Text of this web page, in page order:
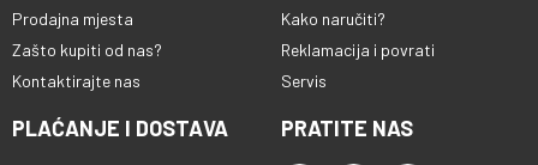
Prodajna mjesta
Zašto kupiti od nas?
Kontaktirajte nas
Kako naručiti?
Reklamacija i povrati
Servis
PLAĆANJE I DOSTAVA PRATITE NAS